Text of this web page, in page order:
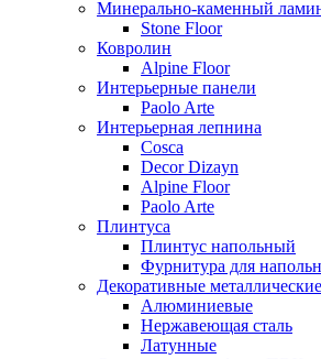
Минерально-каменный
Stone Floor
Ковролин
Alpine Floor
Интерьерные панели
Paolo Arte
Интерьерная лепнина
Cosca
Decor Dizayn
Alpine Floor
Paolo Arte
Плинтуса
Плинтус напольный
Фурнитура для
Декоративные
Алюминиевые
Нержавеющая сталь
Латунные